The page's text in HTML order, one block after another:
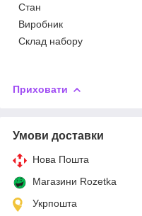
Стан
Виробник
Склад набору
Приховати
Умови доставки
Нова Пошта
Магазини Rozetka
Укрпошта